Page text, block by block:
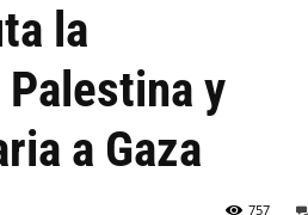
la
y
a Gaza
757